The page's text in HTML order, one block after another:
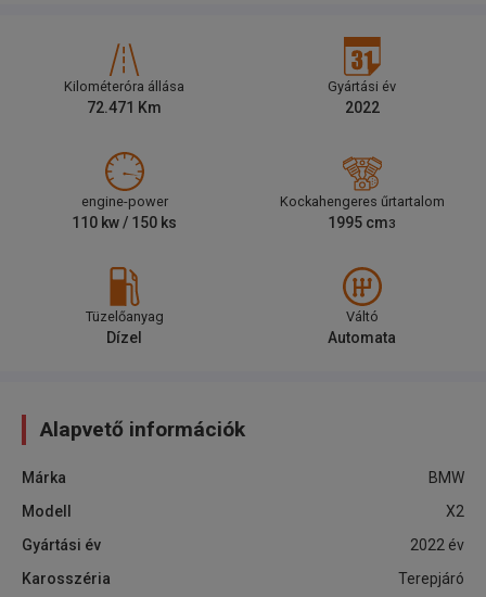
Kilométeróra állása
72.471 Km
Gyártási év
2022
engine-power
110 kw / 150 ks
Kockahengeres űrtartalom
1995 cm3
Tüzelőanyag
Dízel
Váltó
Automata
Alapvető információk
Márka
BMW
Modell
X2
Gyártási év
2022 év
Karosszéria
Terepjáró